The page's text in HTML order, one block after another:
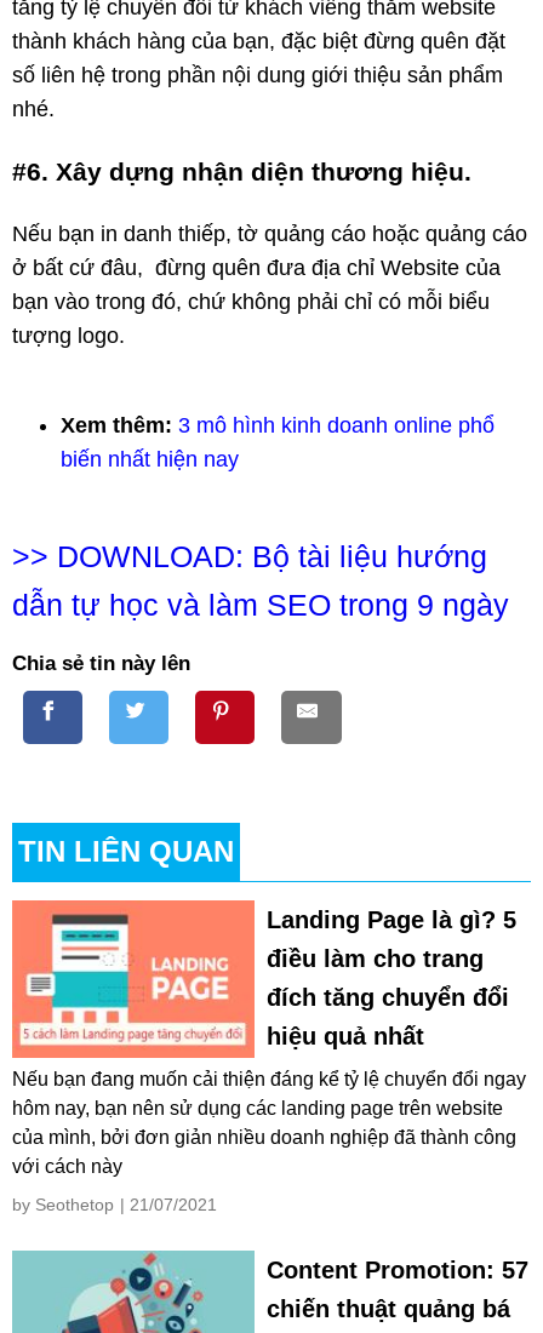
tăng tỷ lệ chuyển đổi từ khách viếng thăm website
thành khách hàng của bạn, đặc biệt đừng quên đặt
số liên hệ trong phần nội dung giới thiệu sản phẩm
nhé.
#6. Xây dựng nhận diện thương hiệu.
Nếu bạn in danh thiếp, tờ quảng cáo hoặc quảng cáo
ở bất cứ đâu, đừng quên đưa địa chỉ Website của
bạn vào trong đó, chứ không phải chỉ có mỗi biểu
tượng logo.
Xem thêm: 3 mô hình kinh doanh online phổ
biến nhất hiện nay
>> DOWNLOAD: Bộ tài liệu hướng
dẫn tự học và làm SEO trong 9 ngày
Chia sẻ tin này lên
TIN LIÊN QUAN
Landing Page là gì? 5
điều làm cho trang
đích tăng chuyển đổi
hiệu quả nhất
Nếu bạn đang muốn cải thiện đáng kể tỷ lệ chuyển đổi ngay
hôm nay, bạn nên sử dụng các landing page trên website
của mình, bởi đơn giản nhiều doanh nghiệp đã thành công
với cách này
by Seothetop | 21/07/2021
Content Promotion: 57
chiến thuật quảng bá